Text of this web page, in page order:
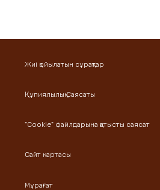
Жиі қойылатын сұрақтар
Құпиялылық Саясаты
"Cookie" файлдарына қатысты саясат
Сайт картасы
Мұрағат